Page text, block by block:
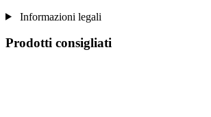
Informazioni legali
Prodotti consigliati